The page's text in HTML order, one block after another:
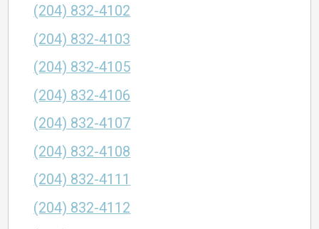
(204) 832-4102
(204) 832-4103
(204) 832-4105
(204) 832-4106
(204) 832-4107
(204) 832-4108
(204) 832-4111
(204) 832-4112